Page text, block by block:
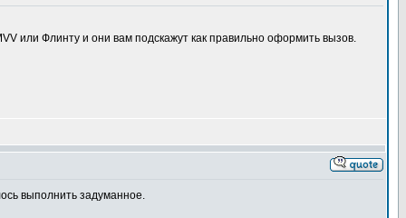
или Флинту и они вам подскажут как правильно оформить вызов.
выполнить задуманное.